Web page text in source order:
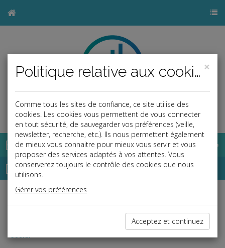
Base documentaire
Dépêches
Liste des dernières dépêches
×
Politique relative aux cookies
Comme tous les sites de confiance, ce site utilise des
cookies. Les cookies vous permettent de vous connecter
en tout sécurité, de sauvegarder vos préférences (veille,
newsletter, recherche, etc.). Ils nous permettent également
de mieux vous connaitre pour mieux vous servir et vous
proposer des services adaptés à vos attentes. Vous
conserverez toujours le contrôle des cookies que nous
utilisons.
Gérer vos préférences
Acceptez et continuez